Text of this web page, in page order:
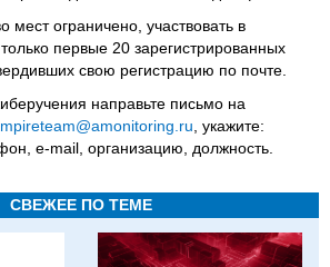
мест ограничено, участвовать в
первые 20 зарегистрированных
свою регистрацию по почте.
направьте письмо на
, укажите:
e-mail, организацию, должность.
СВЕЖЕЕ ПО ТЕМЕ